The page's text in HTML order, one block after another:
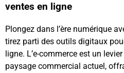
ventes en ligne
Plongez dans l’ère numérique
tirez parti des outils digitaux
ligne. L’e-commerce est un
paysage commercial actuel,